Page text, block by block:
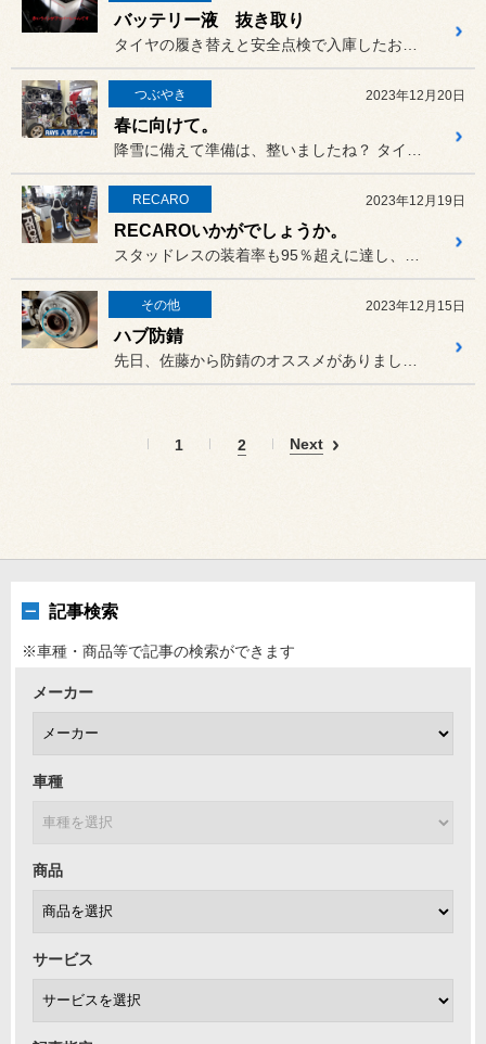
バッテリー液 抜き取り
つぶやき 2023年12月20日
春に向けて。
RECARO 2023年12月19日
RECAROいかがでしょうか。
その他 2023年12月15日
ハブ防錆
1 2 Next
記事検索
※車種・商品等で記事の検索ができます
メーカー
車種
商品
サービス